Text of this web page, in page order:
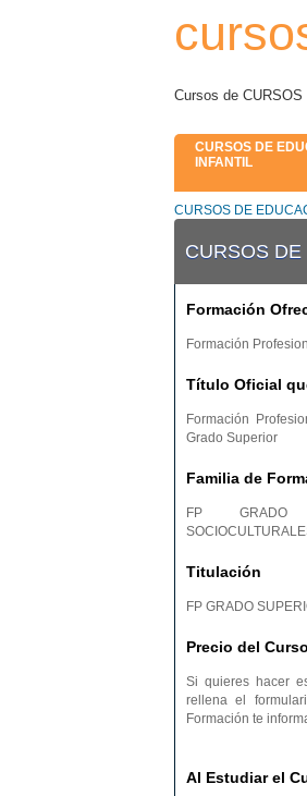
Cursos de
CURSOS DE
INFANTIL
CURSOS DE
CURSOS
Formación
Formación
Título Oficial
Formación
Grado Superior
Familia de
FP GRADO
Titulación
FP GRADO
Precio del Curso
Si quieres hacer
rellena el
Formación te
Al Estudiar el